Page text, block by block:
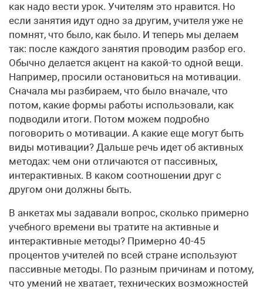
как надо вести урок. Учителям это нравится. Но
если занятия идут одно за другим, учителя уже не
помнят, что было, как было. И теперь мы делаем
так: после каждого занятия проводим разбор его.
Обычно делается акцент на какой-то одной вещи.
Например, просили остановиться на мотивации.
Сначала мы разбираем, что было вначале, что
потом, какие формы работы использовали, как
подводили итоги. Потом можем подробно
поговорить о мотивации. А какие еще могут быть
виды мотивации? Дальше речь идет об активных
методах: чем они отличаются от пассивных,
интерактивных. В каком соотношении друг с
другом они должны быть.
В анкетах мы задавали вопрос, сколько примерно
учебного времени вы тратите на активные и
интерактивные методы? Примерно 40-45
процентов учителей по всей стране используют
пассивные методы. По разным причинам и потому,
что умений не хватает, технических возможностей